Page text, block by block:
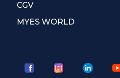
CGV
MYES WORLD